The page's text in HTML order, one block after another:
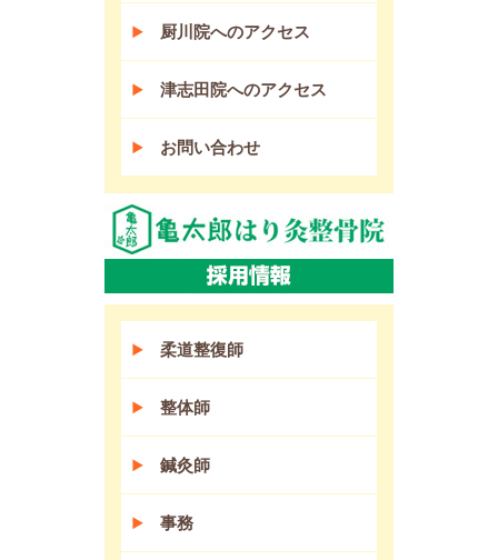
厨川院へのアクセス
津志田院へのアクセス
お問い合わせ
柔道整復師
整体師
鍼灸師
事務